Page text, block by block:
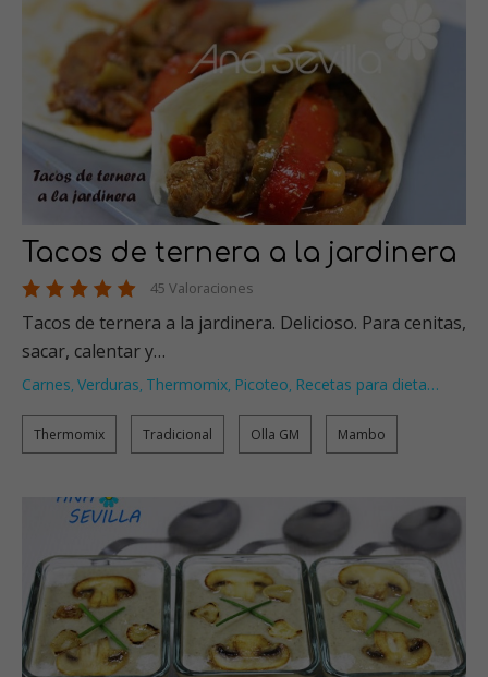
Tacos de ternera a la jardinera
45 Valoraciones
Tacos de ternera a la jardinera. Delicioso. Para cenitas,
sacar, calentar y…
Carnes, Verduras, Thermomix, Picoteo, Recetas para dieta…
Thermomix Tradicional Olla GM Mambo